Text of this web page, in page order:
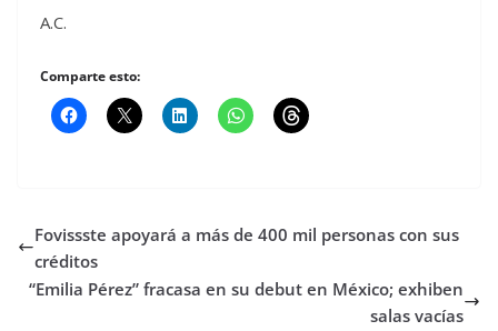
A.C.
Comparte esto:
Fovissste apoyará a más de 400 mil personas con sus
créditos
“Emilia Pérez” fracasa en su debut en México; exhiben
salas vacías